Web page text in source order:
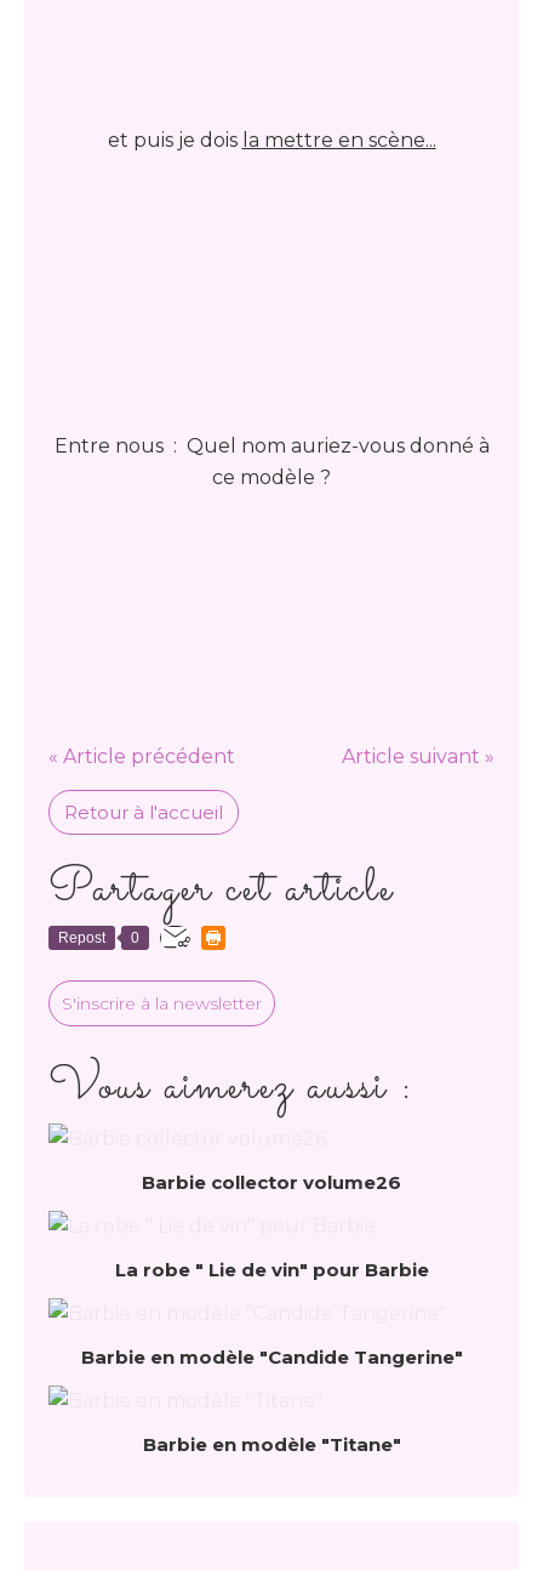
et puis je dois la mettre en scène...
Entre nous : Quel nom auriez-vous donné à
ce modèle ?
« Article précédent Article suivant »
Retour à l'accueil
Partager cet article
Repost 0
S'inscrire à la newsletter
Vous aimerez aussi :
Barbie collector volume26
La robe " Lie de vin" pour Barbie
Barbie en modèle "Candide Tangerine"
Barbie en modèle "Titane"